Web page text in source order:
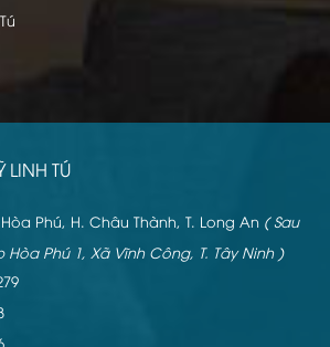
TÚ
Phú, H. Châu Thành, T. Long An ( Sau
Hòa Phú 1, Xã Vĩnh Công, T. Tây Ninh )